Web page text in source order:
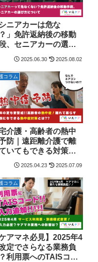
シニアカーは危な
」免許返納後の移動
、セニアカーの選び
2025.06.30 2025.08.02
コラム
介護・高齢者の熱中
防｜遠距離介護で離
いてもできる対策
2025.04.23 2025.07.09
コラム
ケアマネ必見】2025年4
定でさらなる業務負
利用票へのTAISコー